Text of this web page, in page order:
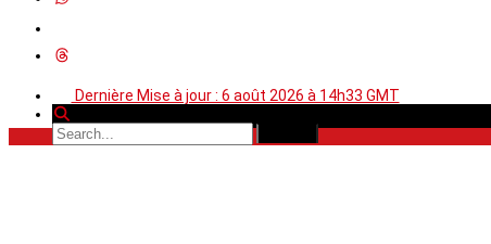
Dernière Mise à jour : 6 août 2026 à 14h33 GMT